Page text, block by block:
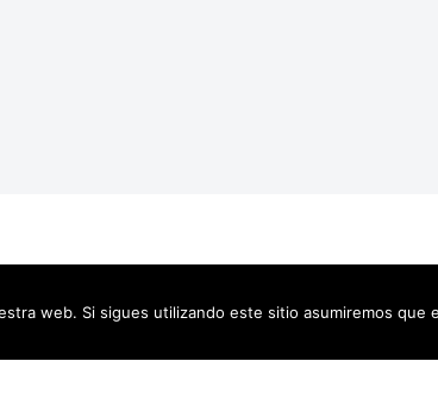
web. Si sigues utilizando este sitio asumiremos que